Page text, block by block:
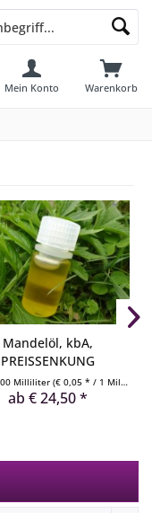
Warenkorb
Mein Konto
Mandelöl, kbA,
PREISSENKUNG
Milliliter (€ 0,05 * / 1 Milliliter)
ab € 24,50 *